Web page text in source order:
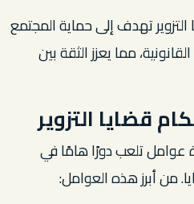
التزوير تهدف إلى حماية المجتمع
مما يعزز الثقة بين
قضايا التزوير
عوامل تلعب دورًا هامًا في
من أبرز هذه العوامل: